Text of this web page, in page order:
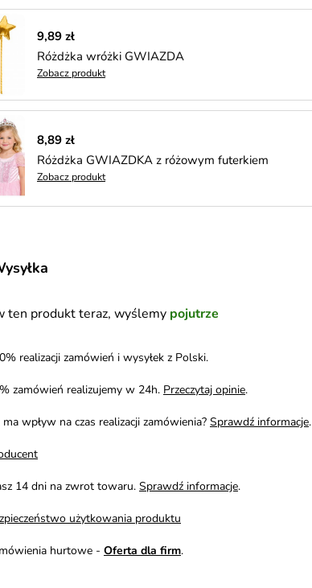
9,89 zł
Różdżka wróżki GWIAZDA
Zobacz produkt
8,89 zł
Różdżka GWIAZDKA z różowym futerkiem
Zobacz produkt
ten produkt teraz, wyślemy pojutrze
realizacji zamówień i wysyłek z Polski.
zamówień realizujemy w 24h. Przeczytaj opinie.
ma wpływ na czas realizacji zamówienia? Sprawdź informacje.
14 dni na zwrot towaru. Sprawdź informacje.
użytkowania produktu
hurtowe - Oferta dla firm.